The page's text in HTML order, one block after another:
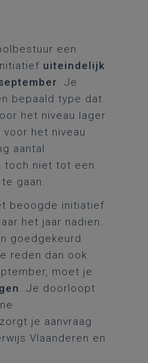
een
uiteindelijk
. Je
bepaald type dat
het niveau lager
het niveau
aantal
toch niet tot een
gaan.
beoogde initiatief
het jaar nadien.
goedgekeurd
reden dan ook
moet je
. Je doorloopt
je aanvraag
Vlaanderen en